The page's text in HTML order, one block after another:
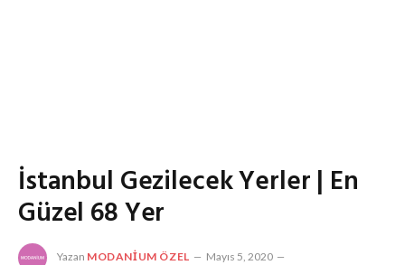
İstanbul Gezilecek Yerler | En
Güzel 68 Yer
Yazan MODANIUM ÖZEL
Mayıs 5, 2020